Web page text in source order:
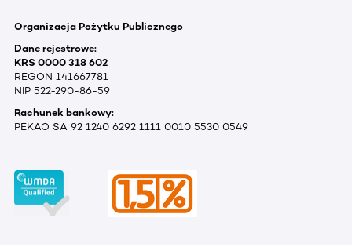
Organizacja Pożytku Publicznego
Dane rejestrowe:
KRS 0000 318 602
REGON 141667781
NIP 522-290-86-59
Rachunek bankowy:
PEKAO SA 92 1240 6292 1111 0010 5530 0549